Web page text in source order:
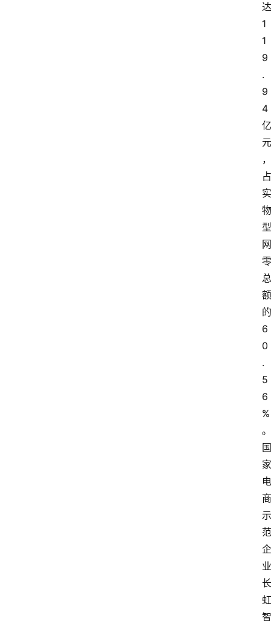
达
1
1
9
.
9
4
亿
元
，
占
实
物
型
网
零
总
额
的
6
0
.
5
6
%
。
国
家
电
商
示
范
企
业
长
虹
智